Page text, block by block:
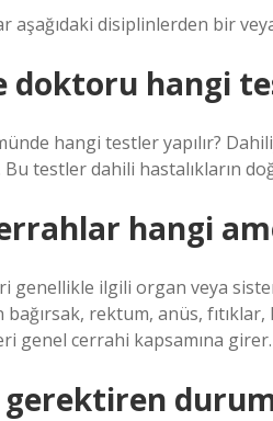
aşağıdaki disiplinlerden bir
doktoru hangi
hangi testler yapılır?
Bu testler dahili hastalıkların
hangi
genellikle ilgili organ veya
bağırsak, rektum, anüs,
genel cerrahi kapsamına girer.
gerektiren